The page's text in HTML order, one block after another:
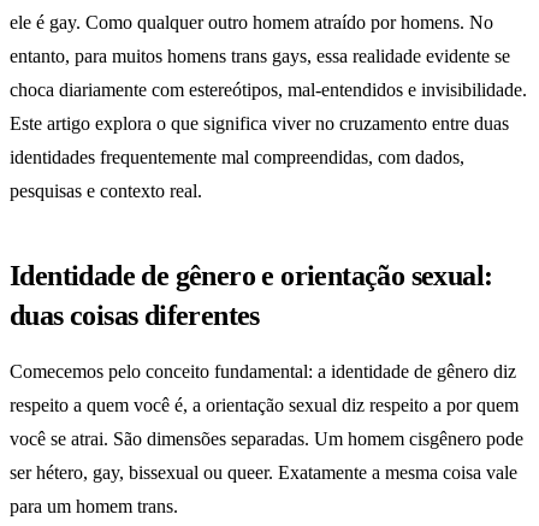
ele é gay. Como qualquer outro homem atraído por homens. No
entanto, para muitos homens trans gays, essa realidade evidente se
choca diariamente com estereótipos, mal-entendidos e invisibilidade.
Este artigo explora o que significa viver no cruzamento entre duas
identidades frequentemente mal compreendidas, com dados,
pesquisas e contexto real.
Identidade de gênero e orientação sexual:
duas coisas diferentes
Comecemos pelo conceito fundamental: a identidade de gênero diz
respeito a quem você é, a orientação sexual diz respeito a por quem
você se atrai. São dimensões separadas. Um homem cisgênero pode
ser hétero, gay, bissexual ou queer. Exatamente a mesma coisa vale
para um homem trans.